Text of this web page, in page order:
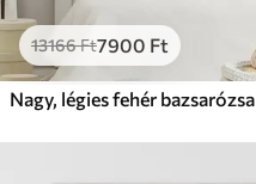
13166Ft7900 Ft
Nagy, légies fehér bazsarózsa